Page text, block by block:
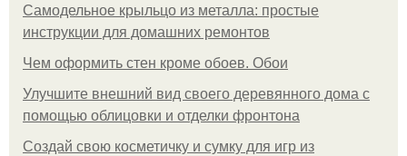
Самодельное крыльцо из металла: простые
инструкции для домашних ремонтов
Чем оформить стен кроме обоев. Обои
Улучшите внешний вид своего деревянного дома с
помощью облицовки и отделки фронтона
Создай свою косметичку и сумку для игр из